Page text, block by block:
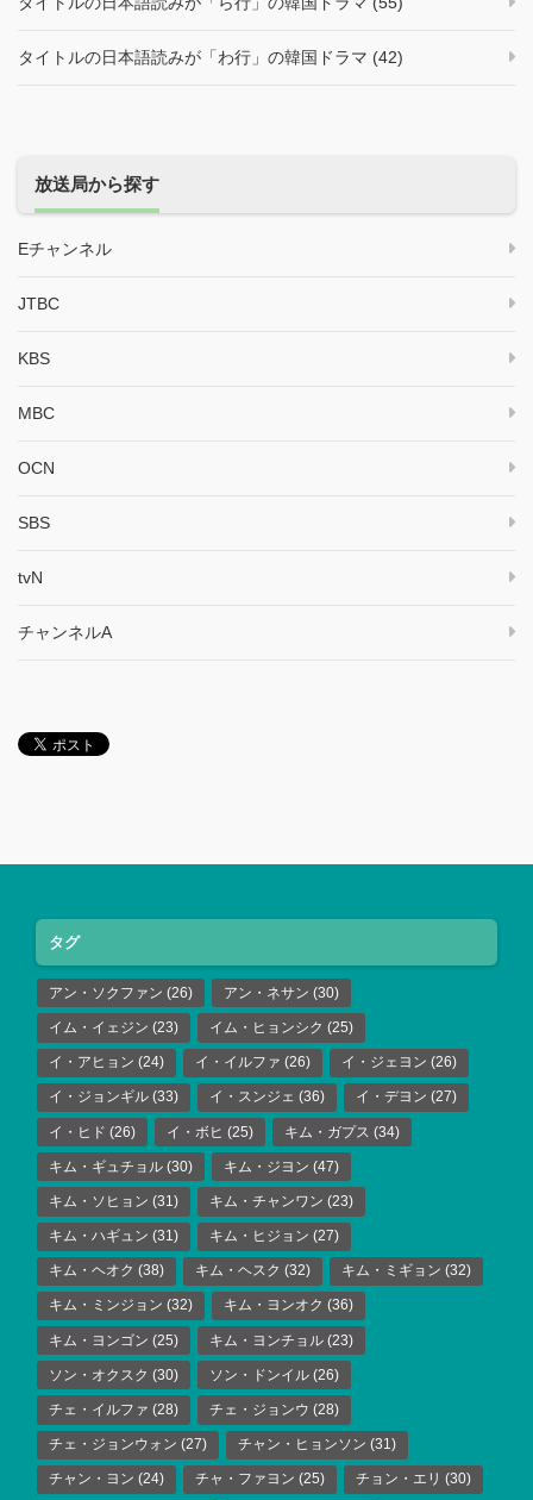
タイトルの日本語読みが「わ行」の韓国ドラマ (42)
放送局から探す
Eチャンネル
JTBC
KBS
MBC
OCN
SBS
tvN
チャンネルA
タグ
アン・ソクファン (26) アン・ネサン (30)
イム・イェジン (23) イム・ヒョンシク (25)
イ・アヒョン (24) イ・イルファ (26) イ・ジェヨン (26)
イ・ジョンギル (33) イ・スンジェ (36) イ・デヨン (27)
イ・ヒド (26) イ・ボヒ (25) キム・ガプス (34)
キム・ギュチョル (30) キム・ジヨン (47)
キム・ソヒョン (31) キム・チャンワン (23)
キム・ハギュン (31) キム・ヒジョン (27)
キム・ヘオク (38) キム・ヘスク (32) キム・ミギョン (32)
キム・ミンジョン (32) キム・ヨンオク (36)
キム・ヨンゴン (25) キム・ヨンチョル (23)
ソン・オクスク (30) ソン・ドンイル (26)
チェ・イルファ (28) チェ・ジョンウ (28)
チェ・ジョンウォン (27) チャン・ヒョンソン (31)
チャン・ヨン (24) チャ・ファヨン (25) チョン・エリ (30)